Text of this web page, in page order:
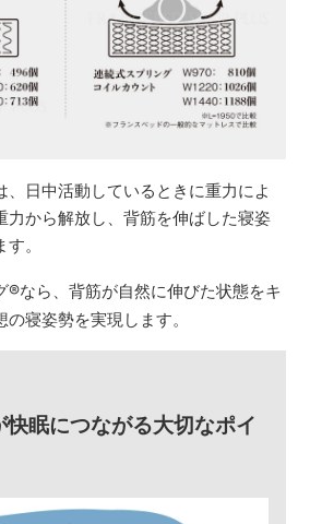
、日中活動しているときに重力によ
力から解放し、背筋を伸ばした寝姿
。
®なら、背筋が自然に伸びた状態をキ
寝姿勢を実現します。
快眠につながる大切なポイ